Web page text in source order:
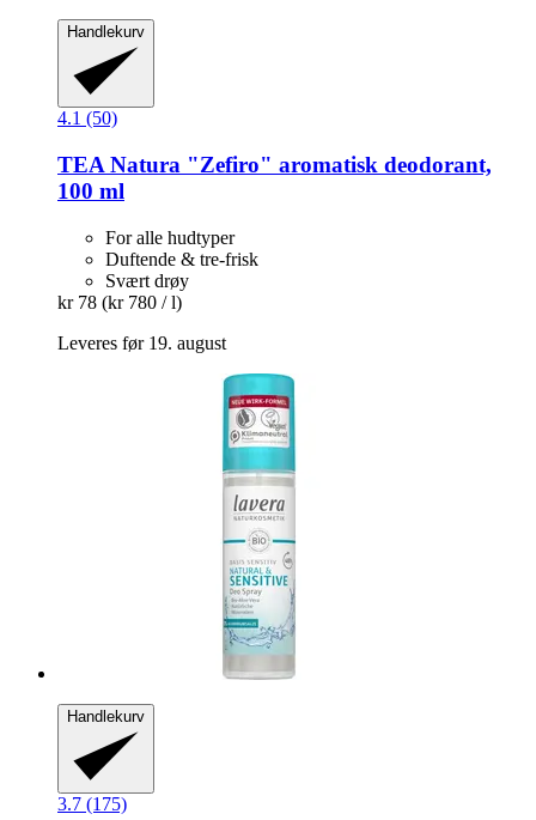
Handlekurv
4.1 (50)
TEA Natura "Zefiro" aromatisk deodorant,
100 ml
For alle hudtyper
Duftende & tre-frisk
Svært drøy
kr 78 (kr 780 / l)
Leveres før 19. august
Handlekurv
3.7 (175)